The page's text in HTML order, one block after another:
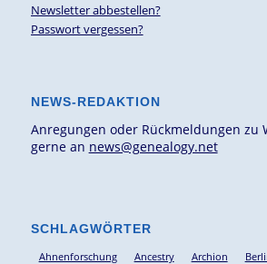
Newsletter abbestellen?
Passwort vergessen?
NEWS-REDAKTION
Anregungen oder Rückmeldungen zu
gerne an news@genealogy.net
SCHLAGWÖRTER
Ahnenforschung Ancestry Archion